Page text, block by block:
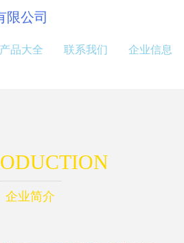
限公司
产品大全 联系我们 企业信息
企业简介